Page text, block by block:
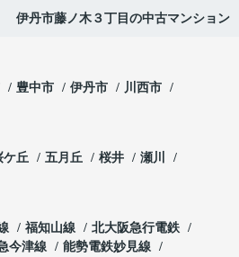
伊丹市藤ノ木３丁目の中古マンション
豊中市 伊丹市
川西市
ケ丘 五月丘 桜井
瀬川
福知山線
北大阪急行電鉄
今津線
能勢電鉄妙見線